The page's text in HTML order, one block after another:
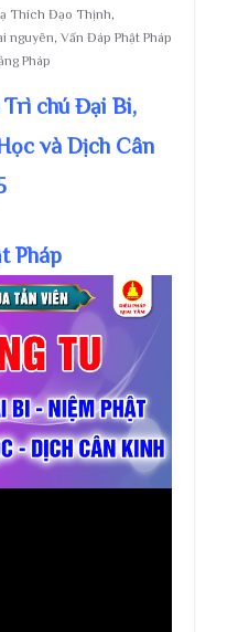
Thích Đạo Thịnh,
nguyên, Vấn Đáp Phật Pháp
Pháp
Trì chú Đại Bi,
và Dịch Cân
Pháp